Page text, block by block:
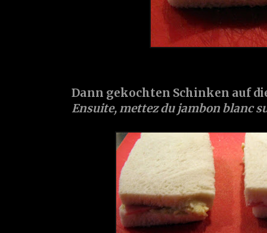
Dann gekochten Schinken auf
Ensuite, mettez du jambon blanc